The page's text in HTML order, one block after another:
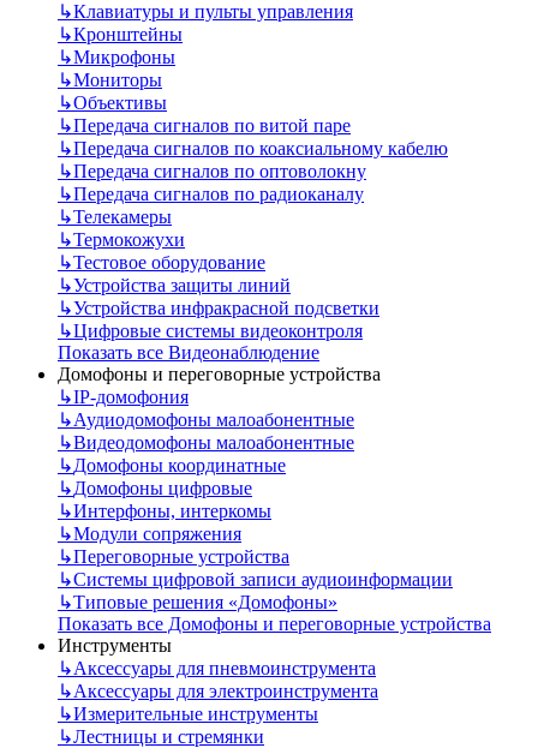
↳Клавиатуры и пульты управления
↳Кронштейны
↳Микрофоны
↳Мониторы
↳Объективы
↳Передача сигналов по витой паре
↳Передача сигналов по коаксиальному кабелю
↳Передача сигналов по оптоволокну
↳Передача сигналов по радиоканалу
↳Телекамеры
↳Термокожухи
↳Тестовое оборудование
↳Устройства защиты линий
↳Устройства инфракрасной подсветки
↳Цифровые системы видеоконтроля
Показать все Видеонаблюдение
Домофоны и переговорные устройства
↳IP-домофония
↳Аудиодомофоны малоабонентные
↳Видеодомофоны малоабонентные
↳Домофоны координатные
↳Домофоны цифровые
↳Интерфоны, интеркомы
↳Модули сопряжения
↳Переговорные устройства
↳Системы цифровой записи аудиоинформации
↳Типовые решения «Домофоны»
Показать все Домофоны и переговорные устройства
Инструменты
↳Аксессуары для пневмоинструмента
↳Аксессуары для электроинструмента
↳Измерительные инструменты
↳Лестницы и стремянки